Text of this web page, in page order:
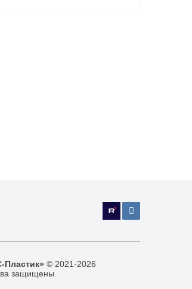
© 2021-2026
защищены